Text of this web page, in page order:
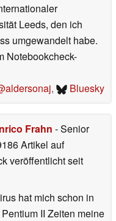
Leeds, den ich
umgewandelt habe.
Notebookcheck-
, Bluesky
Frahn - Senior
Artikel auf
veröffentlichtseit
hat mich schon in
II Zeiten meine